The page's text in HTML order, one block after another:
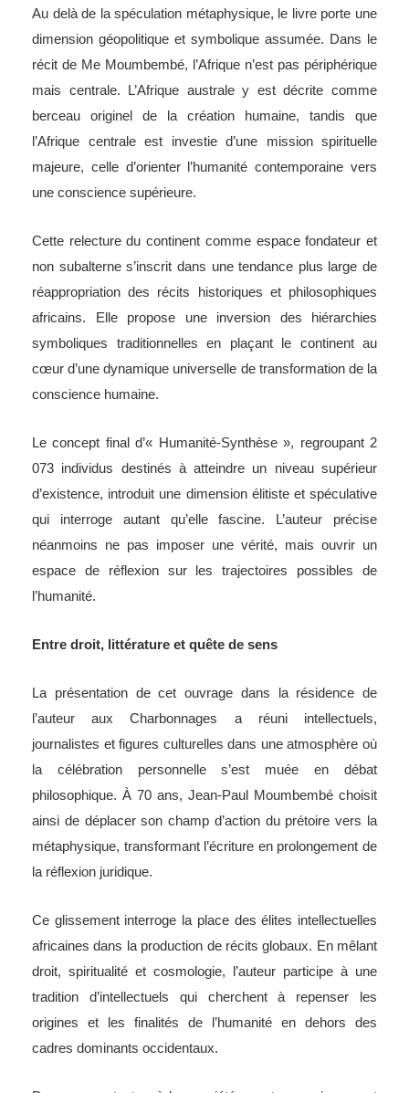
Au delà de la spéculation métaphysique, le livre porte une
dimension géopolitique et symbolique assumée. Dans le
récit de Me Moumbembé, l’Afrique n’est pas périphérique
mais centrale. L’Afrique australe y est décrite comme
berceau originel de la création humaine, tandis que
l’Afrique centrale est investie d’une mission spirituelle
majeure, celle d’orienter l’humanité contemporaine vers
une conscience supérieure.
Cette relecture du continent comme espace fondateur et
non subalterne s’inscrit dans une tendance plus large de
réappropriation des récits historiques et philosophiques
africains. Elle propose une inversion des hiérarchies
symboliques traditionnelles en plaçant le continent au
cœur d’une dynamique universelle de transformation de la
conscience humaine.
Le concept final d’« Humanité-Synthèse », regroupant 2
073 individus destinés à atteindre un niveau supérieur
d’existence, introduit une dimension élitiste et spéculative
qui interroge autant qu’elle fascine. L’auteur précise
néanmoins ne pas imposer une vérité, mais ouvrir un
espace de réflexion sur les trajectoires possibles de
l’humanité.
Entre droit, littérature et quête de sens
La présentation de cet ouvrage dans la résidence de
l’auteur aux Charbonnages a réuni intellectuels,
journalistes et figures culturelles dans une atmosphère où
la célébration personnelle s’est muée en débat
philosophique. À 70 ans, Jean-Paul Moumbembé choisit
ainsi de déplacer son champ d’action du prétoire vers la
métaphysique, transformant l’écriture en prolongement de
la réflexion juridique.
Ce glissement interroge la place des élites intellectuelles
africaines dans la production de récits globaux. En mêlant
droit, spiritualité et cosmologie, l’auteur participe à une
tradition d’intellectuels qui cherchent à repenser les
origines et les finalités de l’humanité en dehors des
cadres dominants occidentaux.